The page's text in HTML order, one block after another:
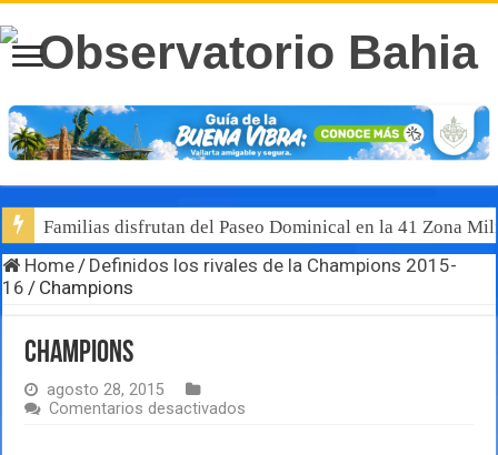
Familias disfrutan del Paseo Dominical en la 41 Zona
Home/ Definidos los rivales de la Champions 2015-
16 / Champions
Champions
agosto 28, 2015
Comentarios desactivados